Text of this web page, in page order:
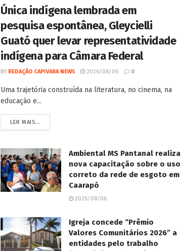
Única indígena lembrada em
pesquisa espontânea, Gleycielli
Guató quer levar representatividade
indígena para Câmara Federal
BY REDAÇÃO CAPIVARA NEWS 2026/08/06 0
Uma trajetória construída na literatura, no cinema, na
educação e...
LER MAIS...
Ambiental MS Pantanal realiza
nova capacitação sobre o uso
correto da rede de esgoto em
Caarapó
2026/08/06
Igreja concede “Prêmio
Valores Comunitários 2026” a
entidades pelo trabalho